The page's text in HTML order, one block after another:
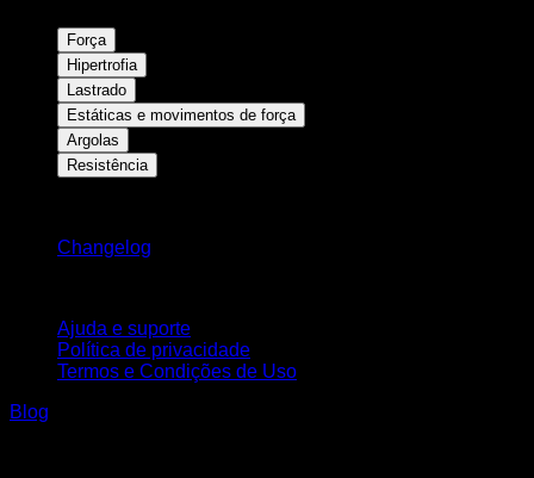
Força
Hipertrofia
Lastrado
Estáticas e movimentos de força
Argolas
Resistência
Changelog
Ajuda e suporte
Política de privacidade
Termos e Condições de Uso
Blog